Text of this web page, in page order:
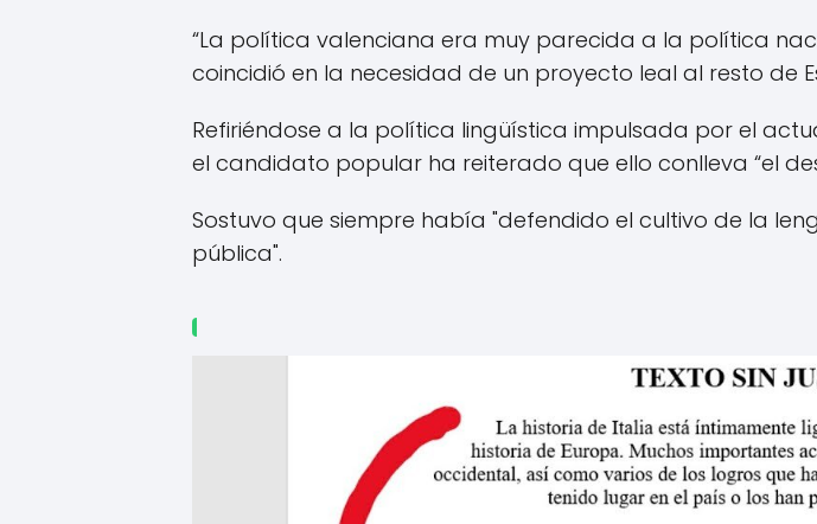
“La política valenciana era muy parecida a la política
coincidió en la necesidad de un proyecto leal al resto de
Refiriéndose a la política lingüística impulsada por el
el candidato popular ha reiterado que ello conlleva “el
Sostuvo que siempre había "defendido el cultivo de la
pública".